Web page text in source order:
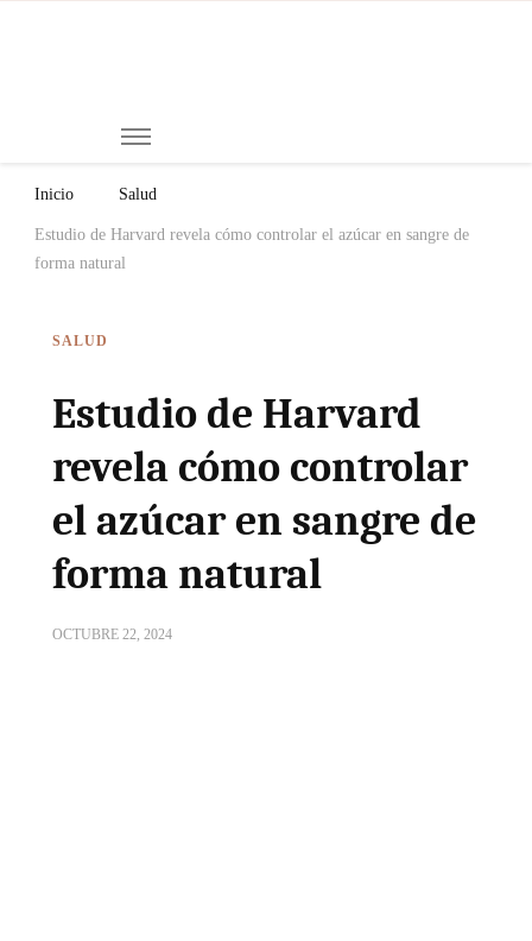
Inicio Salud
Estudio de Harvard revela cómo controlar el azúcar en sangre de
forma natural
SALUD
Estudio de Harvard
revela cómo controlar
el azúcar en sangre de
forma natural
OCTUBRE 22, 2024